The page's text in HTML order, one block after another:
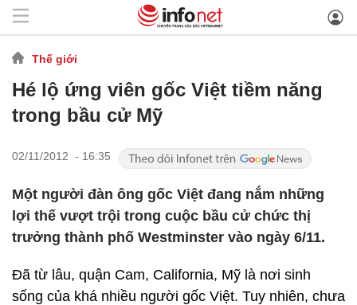
Thế giới
Hé lộ ứng viên gốc Việt tiềm năng
trong bầu cử Mỹ
02/11/2012 - 16:35
Một người đàn ông gốc Việt đang nắm những
lợi thế vượt trội trong cuộc bầu cử chức thị
trưởng thành phố Westminster vào ngày 6/11.
Đã từ lâu, quận Cam, California, Mỹ là nơi sinh
sống của khá nhiều người gốc Việt. Tuy nhiên, chưa